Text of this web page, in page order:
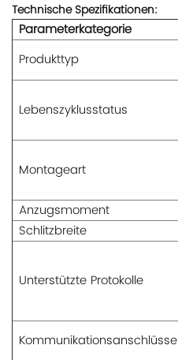
Technische Spezifikationen:
Parameterkategorie
Produkttyp
Lebenszyklusstatus
Montageart
Anzugsmoment
Schlitzbreite
Unterstützte Protokolle
Kommunikationsanschlüsse